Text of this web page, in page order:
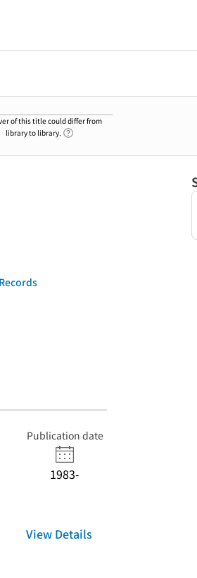
of this title could differ from
library to library.
Publication date
1983-
View Details